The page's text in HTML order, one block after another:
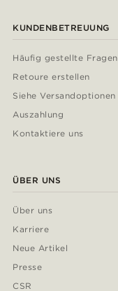
KUNDENBETREUUNG
Häufig gestellte Fragen
Retoure erstellen
Siehe Versandoptionen
Auszahlung
Kontaktiere uns
ÜBER UNS
Über uns
Karriere
Neue Artikel
Presse
CSR